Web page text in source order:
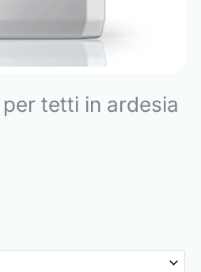
tetti in ardesia